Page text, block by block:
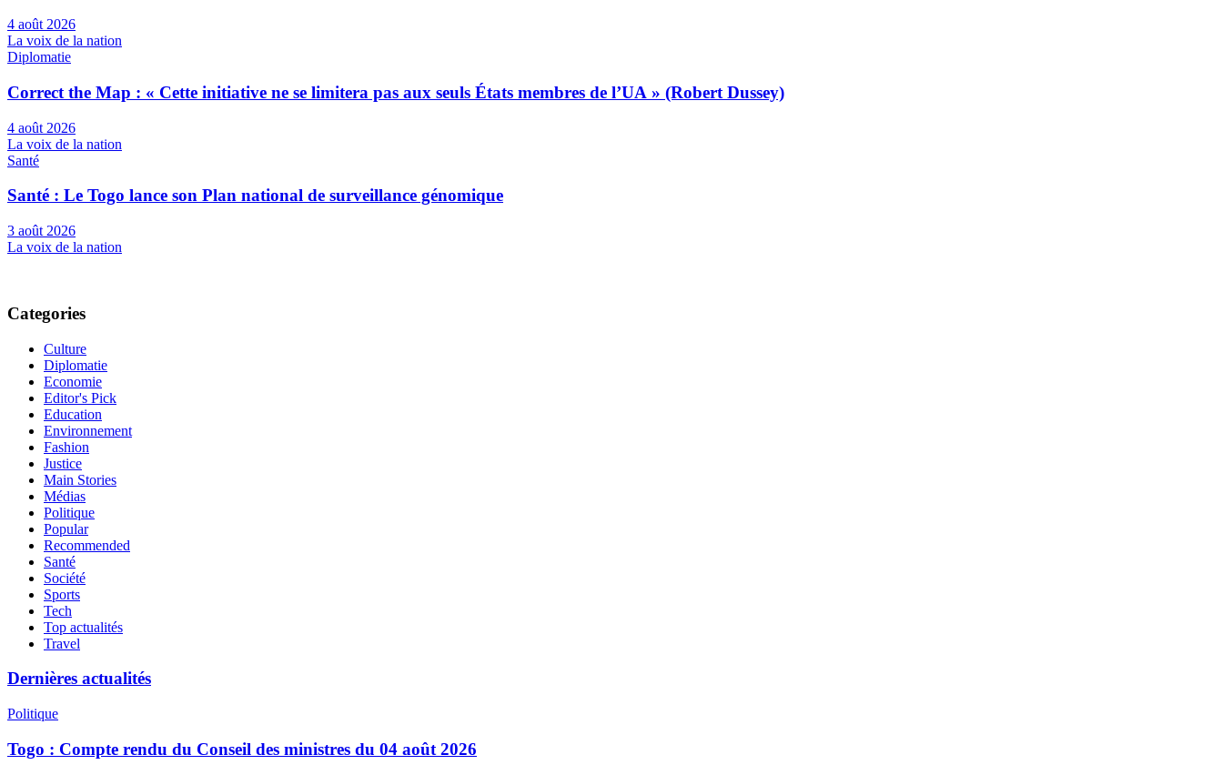
4 août 2026
La voix de la nation
Diplomatie
Correct the Map : « Cette initiative ne se limitera pas aux seuls États membres de l’UA » (Robert Dussey)
4 août 2026
La voix de la nation
Santé
Santé : Le Togo lance son Plan national de surveillance génomique
3 août 2026
La voix de la nation
Categories
Culture
Diplomatie
Economie
Editor's Pick
Education
Environnement
Fashion
Justice
Main Stories
Médias
Politique
Popular
Recommended
Santé
Société
Sports
Tech
Top actualités
Travel
Dernières actualités
Politique
Togo : Compte rendu du Conseil des ministres du 04 août 2026